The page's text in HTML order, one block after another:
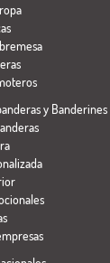
y Banderines